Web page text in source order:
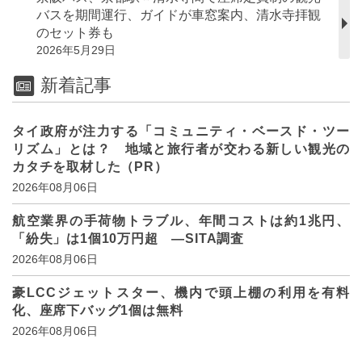
バスを期間運行、ガイドが車窓案内、清水寺拝観
のセット券も
2026年5月29日
新着記事
タイ政府が注力する「コミュニティ・ベースド・ツー
リズム」とは？ 地域と旅行者が交わる新しい観光の
カタチを取材した（PR）
2026年08月06日
航空業界の手荷物トラブル、年間コストは約1兆円、
「紛失」は1個10万円超 ―SITA調査
2026年08月06日
豪LCCジェットスター、機内で頭上棚の利用を有料
化、座席下バッグ1個は無料
2026年08月06日